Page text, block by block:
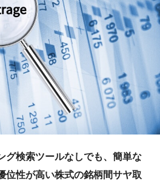
グ検索ツールなしでも、簡単な
位性が高い株式の銘柄間サヤ取